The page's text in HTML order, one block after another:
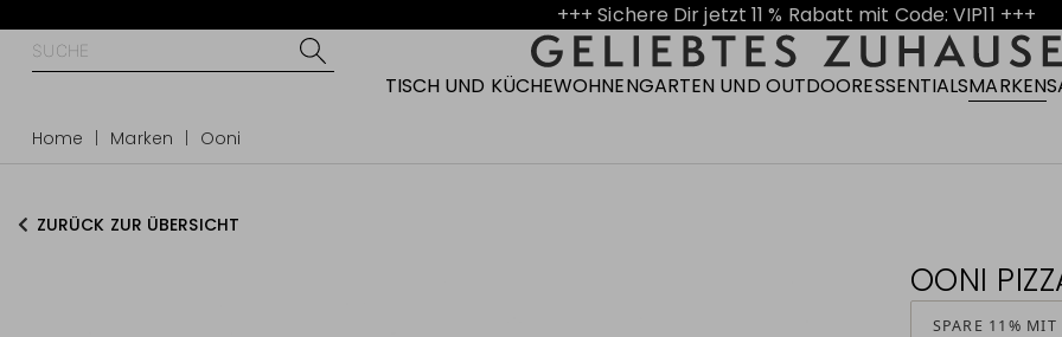
+++ Sichere Dir jetzt 11 % Rabatt mit Code: VIP11 +++
TISCH UND KÜCHEWOHNENGARTEN UND OUTDOORESSENTIALSMARKEN
Home Marken Ooni
ZURÜCK ZUR ÜBERSICHT
OONI
SPARE 11%